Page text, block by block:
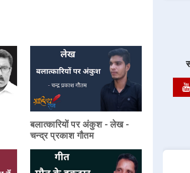
बलात्कारियों पर अंकुश - लेख -
चन्द्र प्रकाश गौतम